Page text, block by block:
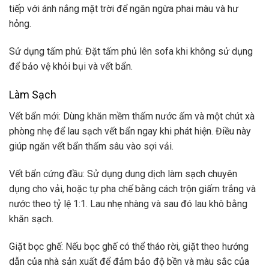
tiếp với ánh nắng mặt trời để ngăn ngừa phai màu và hư
hỏng.
Sử dụng tấm phủ: Đặt tấm phủ lên sofa khi không sử dụng
để bảo vệ khỏi bụi và vết bẩn.
Làm Sạch
Vết bẩn mới: Dùng khăn mềm thấm nước ấm và một chút xà
phòng nhẹ để lau sạch vết bẩn ngay khi phát hiện. Điều này
giúp ngăn vết bẩn thấm sâu vào sợi vải.
Vết bẩn cứng đầu: Sử dụng dung dịch làm sạch chuyên
dụng cho vải, hoặc tự pha chế bằng cách trộn giấm trắng và
nước theo tỷ lệ 1:1. Lau nhẹ nhàng và sau đó lau khô bằng
khăn sạch.
Giặt bọc ghế: Nếu bọc ghế có thể tháo rời, giặt theo hướng
dẫn của nhà sản xuất để đảm bảo độ bền và màu sắc của